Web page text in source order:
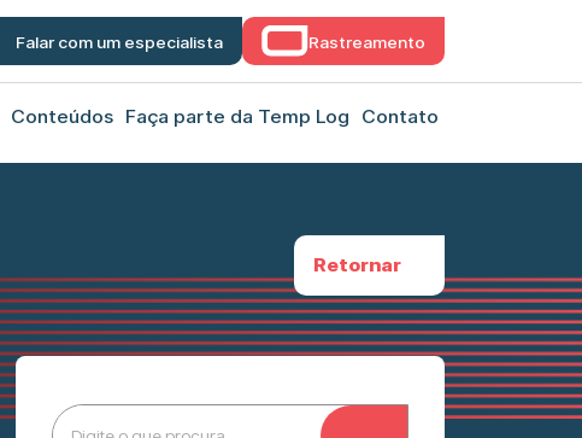
Falar com um especialista Rastreamento
Conteúdos Faça parte da Temp Log Contato
Retornar